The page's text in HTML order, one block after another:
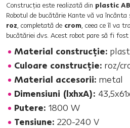
Construcţia este realizată din plastic
Robotul de bucătărie Kante vă va încânta
roz, completată de crom, ceea ce îl va
bucătăriei dvs. Acest robot pare să fi
Material construcţie:
Culoare construcţie: roz/
Material accesorii: metal
Dimensiuni (lxhxA):
Putere: 1800 W
Tensiune: 220-240 V